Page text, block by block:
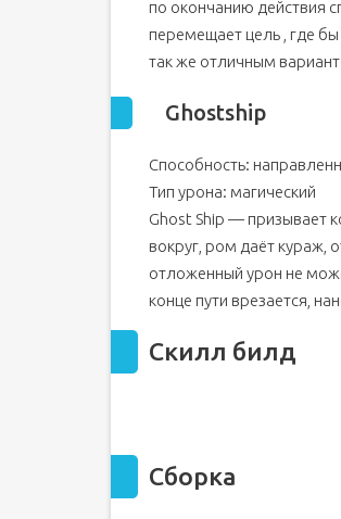
по окончанию действия
перемещает цель , где
так же отличным
Ghostship
Способность:
Тип урона: магический
Ghost Ship — призывает
вокруг, ром даёт кураж,
отложенный урон не
конце пути врезается,
Скилл билд
Сборка